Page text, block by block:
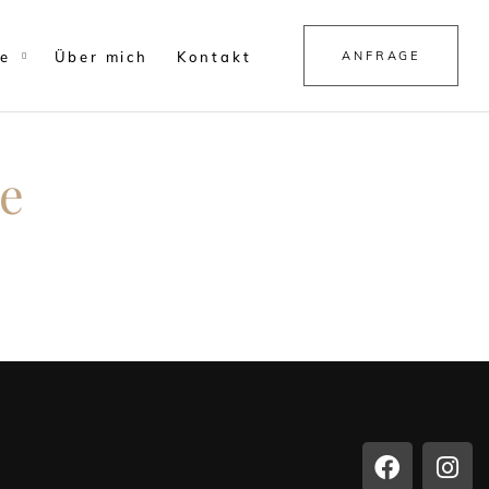
Über mich Kontakt ANFRAGE